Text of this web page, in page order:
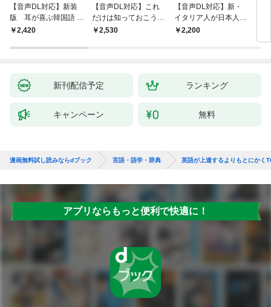
【音声DL対応】新装
版 耳が喜ぶ韓国語 リ
スニング体得トレーニ
￥2,420
【音声DL対応】これ
だけは知っておこう！
新装版 会話と作文に
￥2,530
【音声DL対応】新・
イタリア人が日本人に
よく聞く100の質問
￥2,200
新刊配信予定 ランキング
キャンペーン 無料
漫画無料試し読みならdブック 言語・語学・辞典 英語が上達するよりもとにかく
アプリならもっと便利で快適に！